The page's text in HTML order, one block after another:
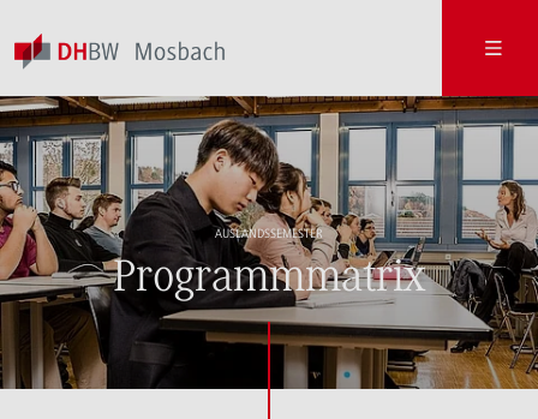
AUSLANDSSEMESTER
Programmmatrix